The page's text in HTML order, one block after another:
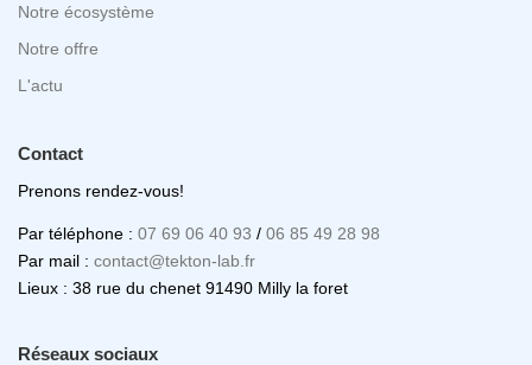
Notre écosystème
Notre offre
L'actu
Contact
Prenons rendez-vous!
Par téléphone : 07 69 06 40 93 / 06 85 49 28 98
Par mail : contact@tekton-lab.fr
Lieux : 38 rue du chenet 91490 Milly la foret
Réseaux sociaux